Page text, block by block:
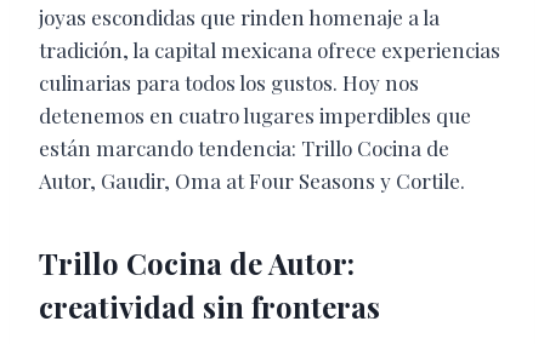
joyas escondidas que rinden homenaje a la
tradición, la capital mexicana ofrece experiencias
culinarias para todos los gustos. Hoy nos
detenemos en cuatro lugares imperdibles que
están marcando tendencia: Trillo Cocina de
Autor, Gaudir, Oma at Four Seasons y Cortile.
Trillo Cocina de Autor:
creatividad sin fronteras